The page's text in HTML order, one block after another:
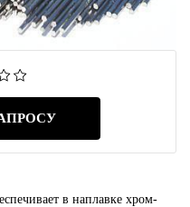
в наплавке хром-